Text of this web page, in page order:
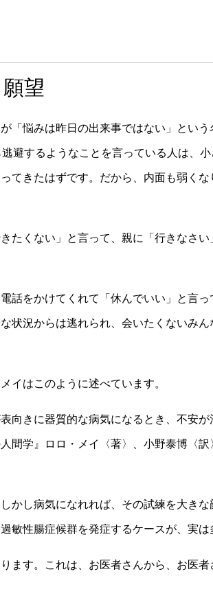
望
「悩みは昨日の出来事ではない」という
避するようなことを言っている人は、小
てきたはずです。だから、内面も弱くな
たくない」と言って、親に「行きなさい
話をかけてくれて「休んでいい」と言っ
状況からは逃れられ、会いたくないみん
イはこのように述べています。
向きに器質的な病気になるとき、不安が
間学』ロロ・メイ〈著〉、小野泰博〈訳
かし病気になれれば、その試練を大きな
敏性腸症候群を発症するケースが、実は
ます。これは、お医者さんから、お医者